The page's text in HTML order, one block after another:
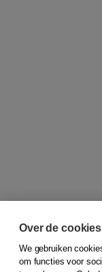
© 2026Koninklijke
Over de
We gebruiken
om functies voor